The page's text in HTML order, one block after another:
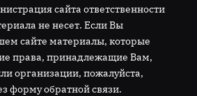
сайта ответственности
не несет. Если Вы
сайте материалы, которые
права, принадлежащие Вам,
организации, пожалуйста,
форму обратной связи.